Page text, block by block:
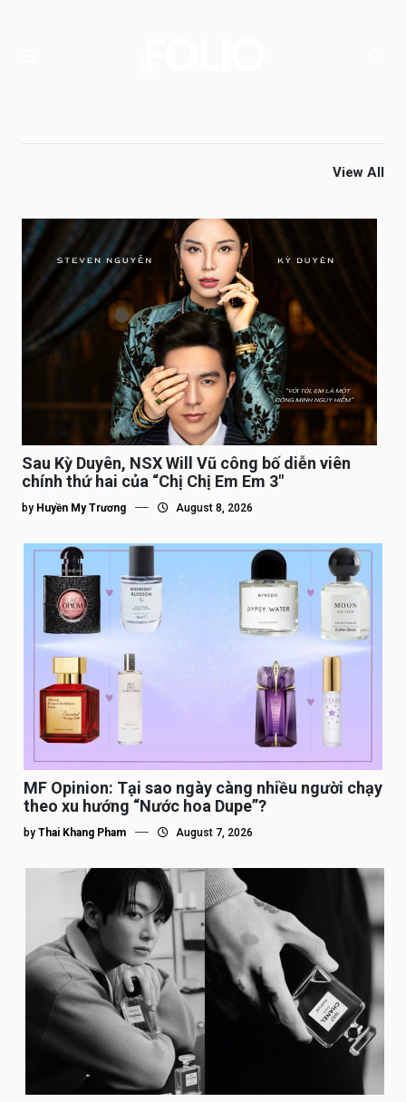
View All
Sau Kỳ Duyên, NSX Will Vũ công bố diễn viên
chính thứ hai của “Chị Chị Em Em 3″
by Huyền My Trương August 8, 2026
MF Opinion: Tại sao ngày càng nhiều người chạy
theo xu hướng “Nước hoa Dupe”?
by Thai Khang Pham August 7, 2026